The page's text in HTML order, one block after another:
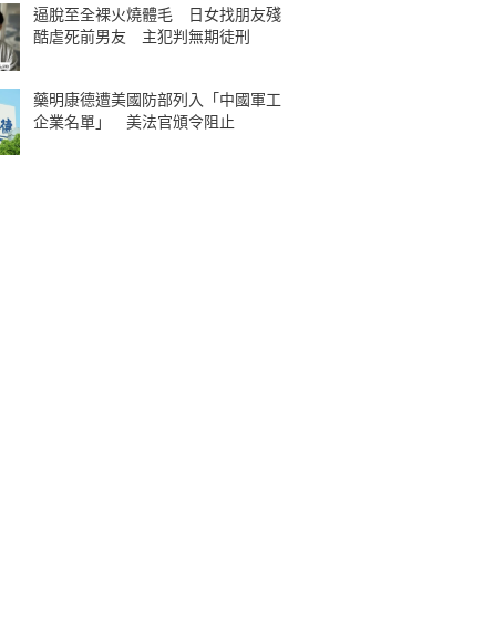
逼脫至全裸火燒體毛 日女找朋友殘
酷虐死前男友 主犯判無期徒刑
藥明康德遭美國防部列入「中國軍工
企業名單」 美法官頒令阻止